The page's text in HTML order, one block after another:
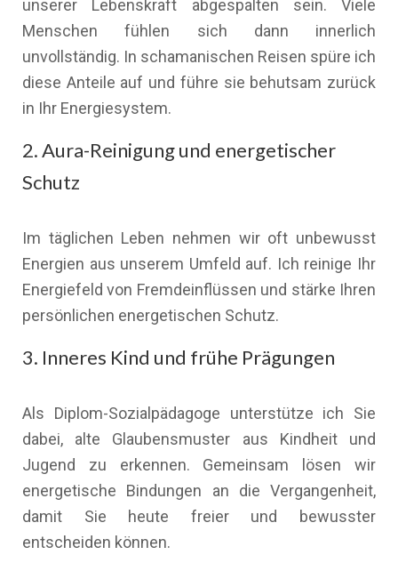
unserer Lebenskraft abgespalten sein. Viele
Menschen fühlen sich dann innerlich
unvollständig. In schamanischen Reisen spüre ich
diese Anteile auf und führe sie behutsam zurück
in Ihr Energiesystem.
2. Aura-Reinigung und energetischer
Schutz
Im täglichen Leben nehmen wir oft unbewusst
Energien aus unserem Umfeld auf. Ich reinige Ihr
Energiefeld von Fremdeinflüssen und stärke Ihren
persönlichen energetischen Schutz.
3. Inneres Kind und frühe Prägungen
Als Diplom-Sozialpädagoge unterstütze ich Sie
dabei, alte Glaubensmuster aus Kindheit und
Jugend zu erkennen. Gemeinsam lösen wir
energetische Bindungen an die Vergangenheit,
damit Sie heute freier und bewusster
entscheiden können.